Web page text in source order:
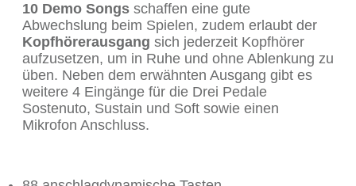
10 Demo Songs schaffen eine gute
Abwechslung beim Spielen, zudem erlaubt der
Kopfhörerausgang sich jederzeit Kopfhörer
aufzusetzen, um in Ruhe und ohne Ablenkung zu
üben. Neben dem erwähnten Ausgang gibt es
weitere 4 Eingänge für die Drei Pedale
Sostenuto, Sustain und Soft sowie einen
Mikrofon Anschluss.